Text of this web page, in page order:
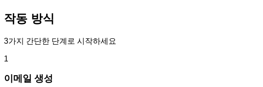
작동 방식
3가지 간단한 단계로 시작하세요
1
이메일 생성